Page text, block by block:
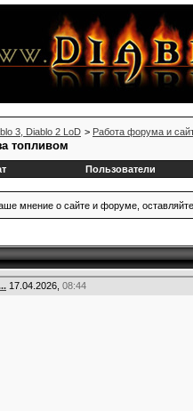
3, Diablo 2 LoD > Работа форума и
топливом
Пользователи
мнение о сайте и форуме,
17.04.2026, 08:44